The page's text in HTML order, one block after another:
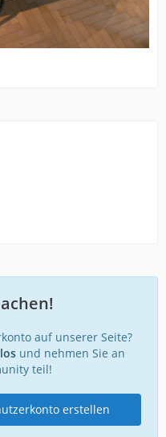
auf unserer Seite?
und nehmen Sie an
teil!
erstellen